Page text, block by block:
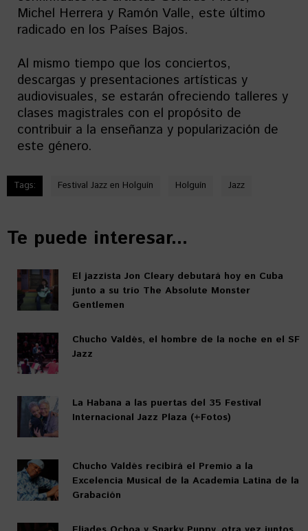
Michel Herrera y Ramón Valle, este último
radicado en los Países Bajos.
Al mismo tiempo que los conciertos,
descargas y presentaciones artísticas y
audiovisuales, se estarán ofreciendo talleres y
clases magistrales con el propósito de
contribuir a la enseñanza y popularización de
este género.
Tags: Festival Jazz en Holguín Holguín Jazz
Te puede interesar...
El jazzista Jon Cleary debutará hoy en Cuba
junto a su trío The Absolute Monster
Gentlemen
Chucho Valdés, el hombre de la noche en el SF
Jazz
La Habana a las puertas del 35 Festival
Internacional Jazz Plaza (+Fotos)
Chucho Valdés recibirá el Premio a la
Excelencia Musical de la Academia Latina de la
Grabación